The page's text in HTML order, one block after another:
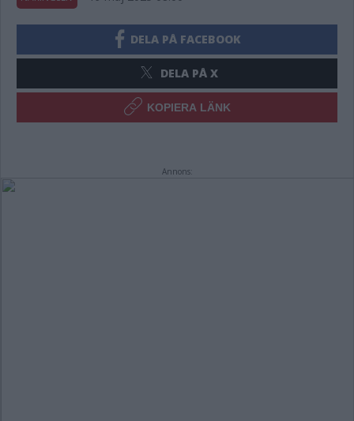
DELA PÅ FACEBOOK
DELA PÅ X
KOPIERA LÄNK
Annons: